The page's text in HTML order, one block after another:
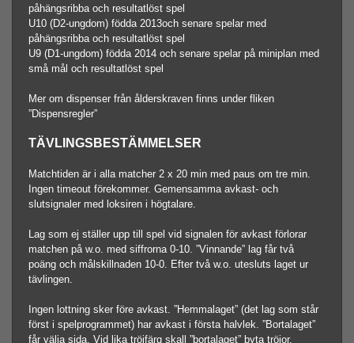
påhängsribba och resultatlöst spel
U10 (D2-ungdom) födda 2013och senare spelar med
påhängsribba och resultatlöst spel
U9 (D1-ungdom) födda 2014 och senare spelar på miniplan med
små mål och resultatlöst spel
Mer om dispenser från ålderskraven finns under fliken
”Dispensregler”
TÄVLINGSBESTÄMMELSER
Matchtiden är i alla matcher 2 x 20 min med paus om tre min.
Ingen timeout förekommer. Gemensamma avkast- och
slutsignaler med loksiren i högtalare.
Lag som ej ställer upp till spel vid signalen för avkast förlorar
matchen på w.o. med siffrorna 0-10. ”Vinnande” lag får två
poäng och målskillnaden 10-0. Efter två w.o. utesluts laget ur
tävlingen.
Ingen lottning sker före avkast. ”Hemmalaget” (det lag som står
först i spelprogrammet) har avkast i första halvlek. ”Bortalaget”
får välja sida. Vid lika tröjfärg skall ”bortalaget” byta tröjor.